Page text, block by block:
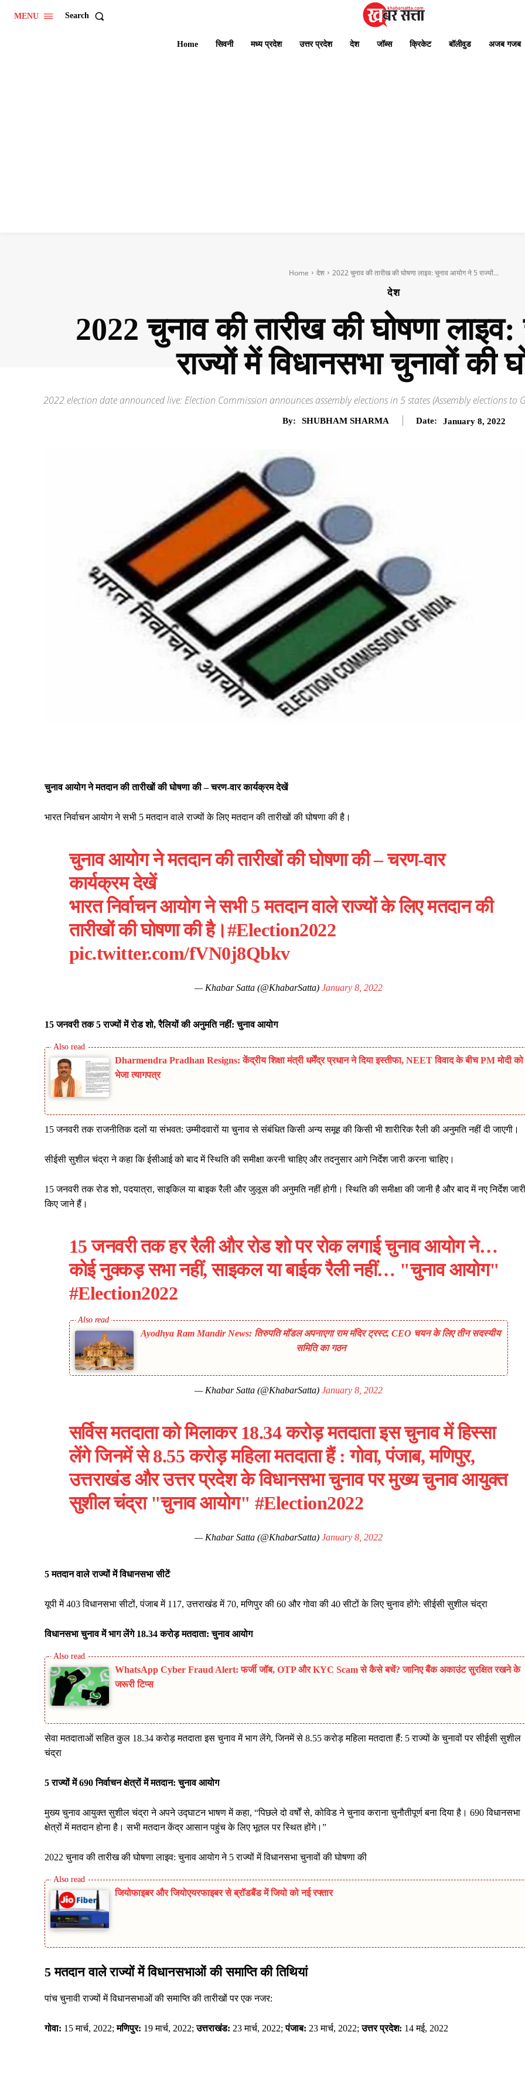
MENU Search
Home सिवनी मध्य प्रदेश उत्तर प्रदेश देश जॉब्स क्रिकेट बॉलीवुड अजब गजब
Home देश 2022 चुनाव की तारीख की घोषणा लाइव: चुनाव आयोग ने 5 राज्यों...
देश
2022 चुनाव की तारीख की घोषणा
राज्यों में विधानसभा चुनावों की
2022 election date announced live: Election Commission announces assembly elections in 5 states (Assembly elections
By: SHUBHAM SHARMA Date: January 8, 2022
चुनाव आयोग ने मतदान की तारीखों की घोषणा की – चरण-वार कार्यक्रम देखें
भारत निर्वाचन आयोग ने सभी 5 मतदान वाले राज्यों के लिए मतदान की तारीखों की घोषणा की है।
चुनाव आयोग ने मतदान की तारीखों की घोषणा की – चरण-वार
कार्यक्रम देखें
भारत निर्वाचन आयोग ने सभी 5 मतदान वाले राज्यों के लिए मतदान की
तारीखों की घोषणा की है।#Election2022
pic.twitter.com/fVN0j8Qbkv
— Khabar Satta (@KhabarSatta) January 8, 2022
15 जनवरी तक 5 राज्यों में रोड शो, रैलियों की अनुमति नहीं: चुनाव आयोग
Dharmendra Pradhan Resigns: केंद्रीय शिक्षा मंत्री धर्मेंद्र प्रधान ने दिया इस्तीफा, NEET विवाद के बीच PM मोदी को
भेजा त्यागपत्र
15 जनवरी तक राजनीतिक दलों या संभवत: उम्मीदवारों या चुनाव से संबंधित किसी अन्य समूह की किसी भी शारीरिक रैली की अनुमति नहीं दी जाएगी।
सीईसी सुशील चंद्रा ने कहा कि ईसीआई को बाद में स्थिति की समीक्षा करनी चाहिए और तदनुसार आगे निर्देश जारी करना चाहिए।
15 जनवरी तक रोड शो, पदयात्रा, साइकिल या बाइक रैली और जुलूस की अनुमति नहीं होगी। स्थिति की समीक्षा की जानी है और बाद में नए निर्देश जारी
किए जाने हैं।
15 जनवरी तक हर रैली और रोड शो पर रोक लगाई चुनाव आयोग ने…
कोई नुक्कड़ सभा नहीं, साइकल या बाईक रैली नहीं… "चुनाव आयोग"
#Election2022
Ayodhya Ram Mandir News: तिरुपति मॉडल अपनाएगा राम मंदिर ट्रस्ट, CEO चयन के लिए तीन सदस्यीय
समिति का गठन
— Khabar Satta (@KhabarSatta) January 8, 2022
सर्विस मतदाता को​ मिलाकर 18.34 करोड़ मतदाता इस चुनाव में हिस्सा
लेंगे जिनमें से 8.55 करोड़ महिला मतदाता हैं : गोवा, पंजाब, मणिपुर,
उत्तराखंड और उत्तर प्रदेश के विधानसभा चुनाव पर मुख्य चुनाव आयुक्त
सुशील चंद्रा "चुनाव आयोग" #Election2022
— Khabar Satta (@KhabarSatta) January 8, 2022
5 मतदान वाले राज्यों में विधानसभा सीटें
यूपी में 403 विधानसभा सीटों, पंजाब में 117, उत्तराखंड में 70, मणिपुर की 60 और गोवा की 40 सीटों के लिए चुनाव होंगे: सीईसी सुशील चंद्रा
विधानसभा चुनाव में भाग लेंगे 18.34 करोड़ मतदाता: चुनाव आयोग
WhatsApp Cyber Fraud Alert: फर्जी जॉब, OTP और KYC Scam से कैसे बचें? जानिए बैंक अकाउंट सुरक्षित रखने के
जरूरी टिप्स
सेवा मतदाताओं सहित कुल 18.34 करोड़ मतदाता इस चुनाव में भाग लेंगे, जिनमें से 8.55 करोड़ महिला मतदाता हैं: 5 राज्यों के चुनावों पर सीईसी सुशील
चंद्रा
5 राज्यों में 690 निर्वाचन क्षेत्रों में मतदान: चुनाव आयोग
मुख्य चुनाव आयुक्त सुशील चंद्रा ने अपने उद्घाटन भाषण में कहा, “पिछले दो वर्षों से, कोविड ने चुनाव कराना चुनौतीपूर्ण बना दिया है। 690 विधानसभा
क्षेत्रों में मतदान होना है। सभी मतदान केंद्र आसान पहुंच के लिए भूतल पर स्थित होंगे।”
2022 चुनाव की तारीख की घोषणा लाइव: चुनाव आयोग ने 5 राज्यों में विधानसभा चुनावों की घोषणा की
जियोफाइबर और जियोएयरफाइबर से ब्रॉडबैंड में जियो को नई रफ्तार
5 मतदान वाले राज्यों में विधानसभाओं की समाप्ति की तिथियां
पांच चुनावी राज्यों में विधानसभाओं की समाप्ति की तारीखों पर एक नजर:
गोवा: 15 मार्च, 2022;मणिपुर: 19 मार्च, 2022;उत्तराखंड: 23 मार्च, 2022;पंजाब: 23 मार्च, 2022;उत्तर प्रदेश: 14 मई, 2022